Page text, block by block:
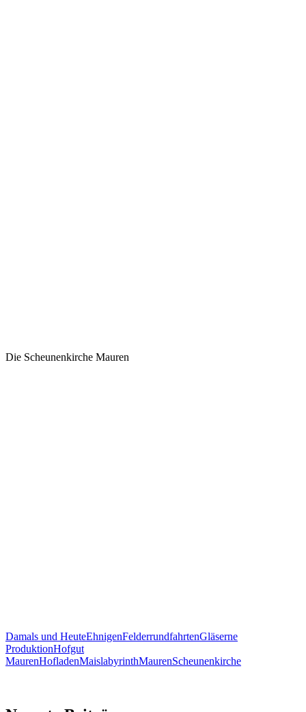
Die Scheunenkirche Mauren
Damals und HeuteEhnigenFelderrundfahrtenGläserne
ProduktionHofgut
MaurenHofladenMaislabyrinthMaurenScheunenkirche